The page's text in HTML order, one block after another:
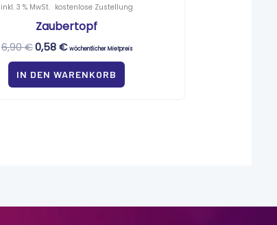
inkl. 3 % MwSt. kostenlose Zustellung
Zaubertopf
6,90€0,58€ wöchentlicher Mietpreis
IN DEN WARENKORB